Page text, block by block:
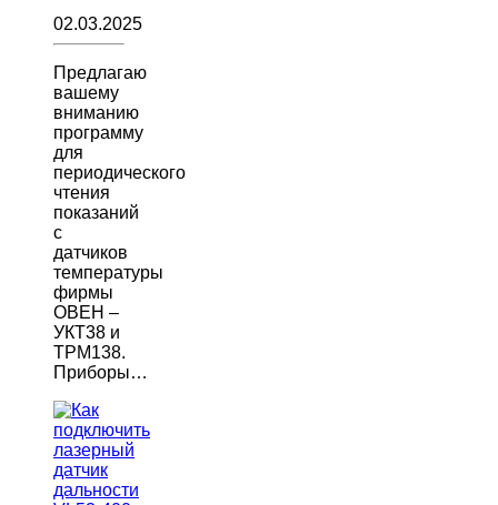
02.03.2025
Предлагаю
вашему
вниманию
программу
для
периодического
чтения
показаний
с
датчиков
температуры
фирмы
ОВЕН –
УКТ38 и
ТРМ138.
Приборы…